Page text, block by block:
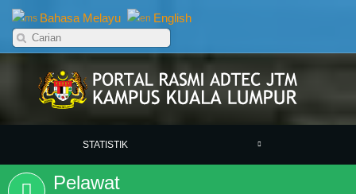
Bahasa Melayu English
STATISTIK
Pelawat